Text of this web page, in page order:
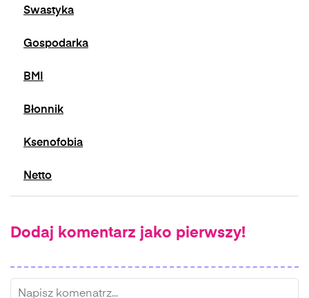
Swastyka
Gospodarka
BMI
Błonnik
Ksenofobia
Netto
Dodaj komentarz jako pierwszy!